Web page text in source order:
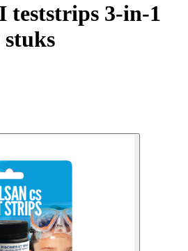
teststrips 3-in-1
stuks